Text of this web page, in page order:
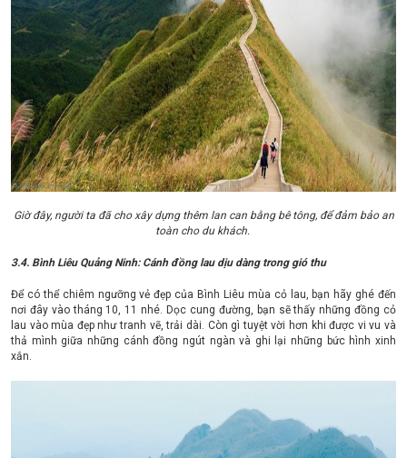
Giờ đây, người ta đã cho xây dựng thêm lan can bằng bê tông, để đảm bảo an
toàn cho du khách.
3.4. Bình Liêu Quảng Ninh: Cánh đồng lau dịu dàng trong gió thu
Để có thể chiêm ngưỡng vẻ đẹp của Bình Liêu mùa cỏ lau, bạn hãy ghé đến
nơi đây vào tháng 10, 11 nhé. Dọc cung đường, bạn sẽ thấy những đồng cỏ
lau vào mùa đẹp như tranh vẽ, trải dài. Còn gì tuyệt vời hơn khi được vi vu và
thả mình giữa những cánh đồng ngút ngàn và ghi lại những bức hình xinh
xắn.